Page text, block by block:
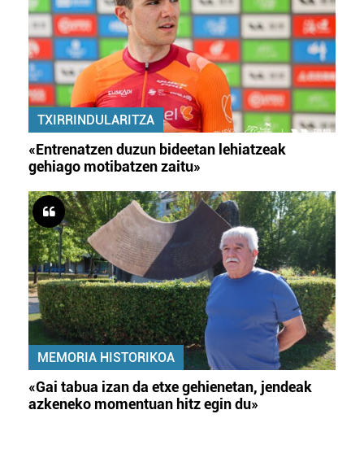
TXIRRINDULARITZA
«Entrenatzen duzun bideetan lehiatzeak
gehiago motibatzen zaitu»
MEMORIA HISTORIKOA
«Gai tabua izan da etxe gehienetan, jendeak
azkeneko momentuan hitz egin du»